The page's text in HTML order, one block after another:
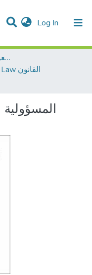
Log In (current)
Dissertations & Theses الرسائل الجامعية
Law القانون
المسؤولية